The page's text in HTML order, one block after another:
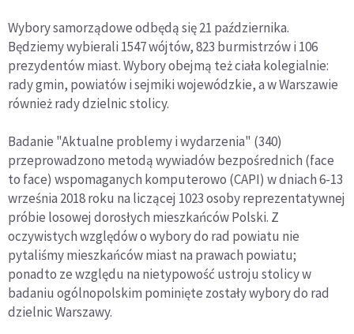
Wybory samorządowe odbędą się 21 października.
Będziemy wybierali 1547 wójtów, 823 burmistrzów i 106
prezydentów miast. Wybory obejmą też ciała kolegialnie:
rady gmin, powiatów i sejmiki wojewódzkie, a w Warszawie
również rady dzielnic stolicy.
Badanie "Aktualne problemy i wydarzenia" (340)
przeprowadzono metodą wywiadów bezpośrednich (face
to face) wspomaganych komputerowo (CAPI) w dniach 6-13
września 2018 roku na liczącej 1023 osoby reprezentatywnej
próbie losowej dorosłych mieszkańców Polski. Z
oczywistych względów o wybory do rad powiatu nie
pytaliśmy mieszkańców miast na prawach powiatu;
ponadto ze względu na nietypowość ustroju stolicy w
badaniu ogólnopolskim pominięte zostały wybory do rad
dzielnic Warszawy.